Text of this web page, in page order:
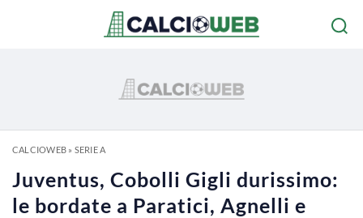
CALCIOWEB» SERIE A
Juventus, Cobolli Gigli durissimo:
le bordate a Paratici, Agnelli e